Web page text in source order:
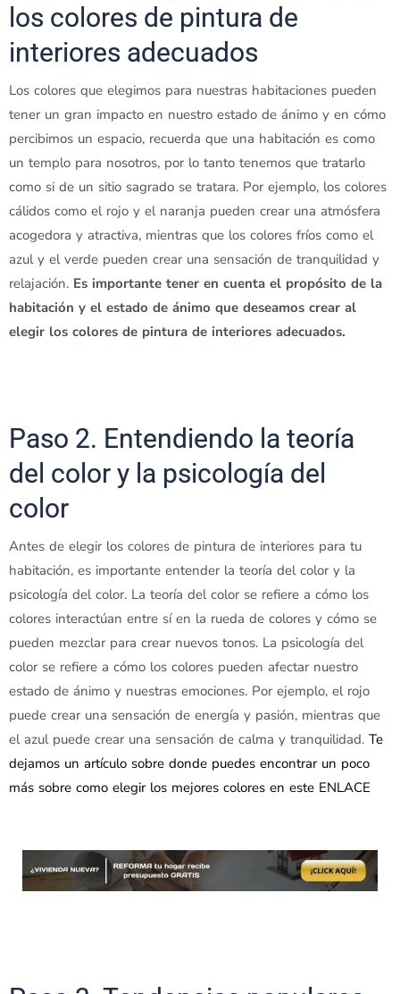
los colores de pintura de
interiores adecuados
Los colores que elegimos para nuestras habitaciones pueden
tener un gran impacto en nuestro estado de ánimo y en cómo
percibimos un espacio, recuerda que una habitación es como
un templo para nosotros, por lo tanto tenemos que tratarlo
como si de un sitio sagrado se tratara. Por ejemplo, los colores
cálidos como el rojo y el naranja pueden crear una atmósfera
acogedora y atractiva, mientras que los colores fríos como el
azul y el verde pueden crear una sensación de tranquilidad y
relajación. Es importante tener en cuenta el propósito de la
habitación y el estado de ánimo que deseamos crear al
elegir los colores de pintura de interiores adecuados.
Paso 2. Entendiendo la teoría
del color y la psicología del
color
Antes de elegir los colores de pintura de interiores para tu
habitación, es importante entender la teoría del color y la
psicología del color. La teoría del color se refiere a cómo los
colores interactúan entre sí en la rueda de colores y cómo se
pueden mezclar para crear nuevos tonos. La psicología del
color se refiere a cómo los colores pueden afectar nuestro
estado de ánimo y nuestras emociones. Por ejemplo, el rojo
puede crear una sensación de energía y pasión, mientras que
el azul puede crear una sensación de calma y tranquilidad. Te
dejamos un artículo sobre donde puedes encontrar un poco
más sobre como elegir los mejores colores en este ENLACE